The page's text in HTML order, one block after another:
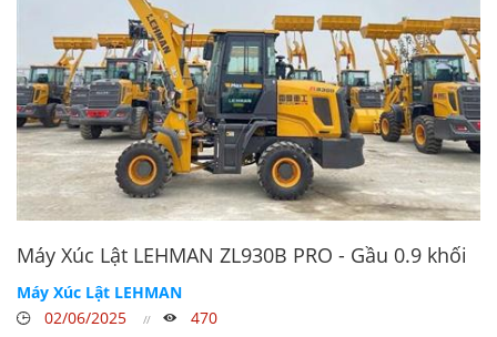
Máy Xúc Lật LEHMAN ZL930B PRO - Gầu 0.9 khối
Máy Xúc Lật LEHMAN
02/06/2025
470